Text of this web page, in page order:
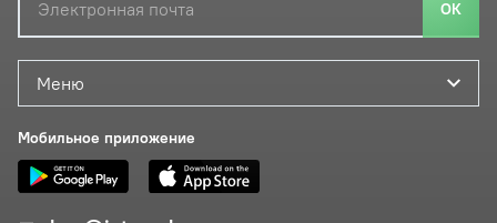
Меню
Мобильное приложение
ОК